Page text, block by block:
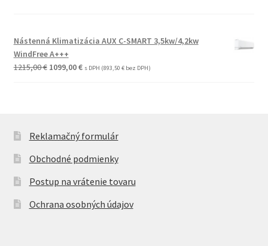
Nástenná Klimatizácia AUX C-SMART 3,5kw/4,2kw
WindFree A+++
1215,00€ Pôvodná
1099,00€Aktuálna
s DPH (893,50 €bez DPH)
Reklamačný formulár
Obchodné podmienky
Postup na vrátenie tovaru
Ochrana osobných údajov